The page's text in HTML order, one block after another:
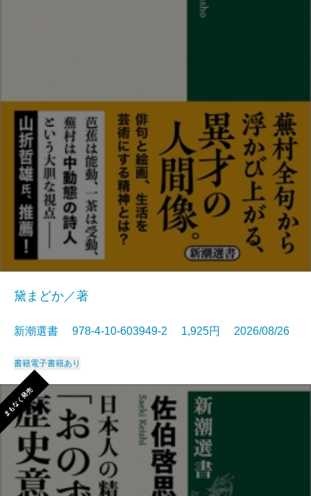
黛まどか／著
新潮選書 978-4-10-603949-2 1,925円 2026/08/26
書籍電子書籍あり
まもなく発売